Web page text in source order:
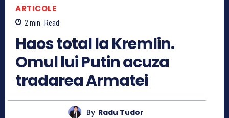
ARTICOLE
2 min. Read
Haos total la Kremlin.
Omul lui Putin acuza
tradarea Armatei
By Radu Tudor